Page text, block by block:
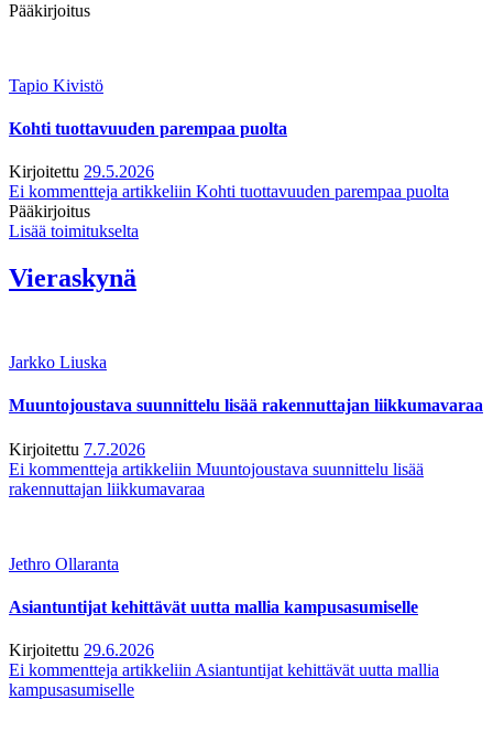
Pääkirjoitus
Tapio Kivistö
Kohti tuottavuuden parempaa puolta
Kirjoitettu 29.5.2026
Ei kommentteja artikkeliin Kohti tuottavuuden parempaa puolta
Pääkirjoitus
Lisää toimitukselta
Vieraskynä
Jarkko Liuska
Muuntojoustava suunnittelu lisää rakennuttajan liikkumavaraa
Kirjoitettu 7.7.2026
Ei kommentteja artikkeliin Muuntojoustava suunnittelu lisää
rakennuttajan liikkumavaraa
Jethro Ollaranta
Asiantuntijat kehittävät uutta mallia kampusasumiselle
Kirjoitettu 29.6.2026
Ei kommentteja artikkeliin Asiantuntijat kehittävät uutta mallia
kampusasumiselle